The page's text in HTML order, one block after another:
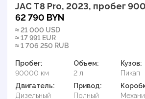
JAC T8 Pro, 2023, пробег
62 790 BYN
≈ 21 000 USD
≈ 17 991 EUR
≈ 1 706 250 RUB
Пробег:
90000 км
Объем:
2 л
Кузов:
Пикап
Двигатель:
Дизельный
Привод:
Полный